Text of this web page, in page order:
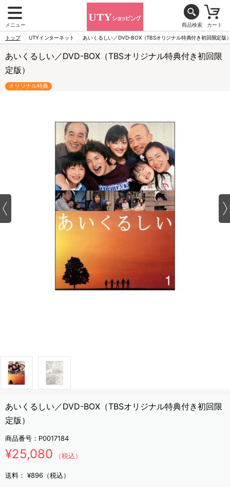
メニュー 商品検索 カート
トップ UTYインターネット あいくるしい／DVD-BOX（TBSオリジナル特典付き初回限定版
あいくるしい／DVD-BOX（TBSオリジナル特典付き初回限
定版）
オリジナル特典
あいくるしい／DVD-BOX（TBSオリジナル特典付き初回限
定版）
商品番号： P0017184
¥25,080 （税込）
送料： ¥896（税込）